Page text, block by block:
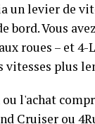
un levier de
Vous
roues – et 4-
vitesses plus
l'achat
Cruiser ou